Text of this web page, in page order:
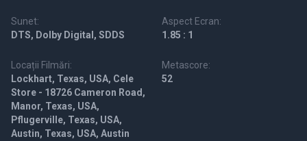
Sunet:
DTS, Dolby Digital, SDDS
Aspect Ecran:
1.85 : 1
Locații Filmări:
Lockhart, Texas, USA, Cele
Store - 18726 Cameron Road,
Manor, Texas, USA,
Pflugerville, Texas, USA,
Austin, Texas, USA, Austin
Metascore:
52